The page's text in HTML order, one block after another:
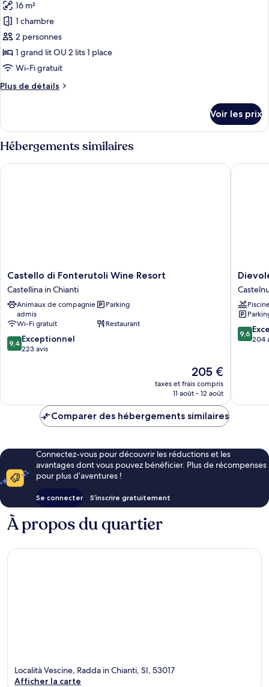
Camera
Deluxe
les
photos
pour
ce
type
chambre :
Prestige
16 m²
1 chambre
2 personnes
1 grand lit OU 2 lits 1 place
Wi-Fi gratuit
Plus de détails
Plus
le
type
de
Doppia
Voir les prix
Hébergements similaires
Castello
di
Fonterutoli
Wine
Resort
Castellina
in
Chianti
Castello di Fonterutoli Wine Resort
Castellina in Chianti
Animaux de compagnie
admis
Parking
Wi-Fi gratuit
Restaurant
9.4
sur
9,4 Exceptionnel
223 avis
Le
nouveau
prix
de
205 €
taxes et frais compris
11 août - 12 août
Castello di Fonterutoli Wine Resort
Dievole
Wine
Resort
9.6
sur
9,6
204
Dievole
Comparer des hébergements similaires
Connectez-vous pour découvrir les réductions et les
avantages dont vous pouvez bénéficier. Plus de récompenses
pour plus d’aventures !
Se connecter S’inscrire gratuitement
À propos du quartier
Località Vescine, Radda in Chianti, SI, 53017
Afficher la carte